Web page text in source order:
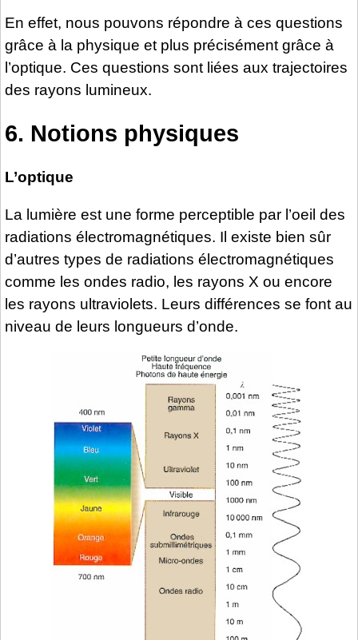
En effet, nous pouvons répondre à ces questions
grâce à la physique et plus précisément grâce à
l’optique. Ces questions sont liées aux trajectoires
des rayons lumineux.
6. Notions physiques
L’optique
La lumière est une forme perceptible par l’oeil des
radiations électromagnétiques. Il existe bien sûr
d’autres types de radiations électromagnétiques
comme les ondes radio, les rayons X ou encore
les rayons ultraviolets. Leurs différences se font au
niveau de leurs longueurs d’onde.